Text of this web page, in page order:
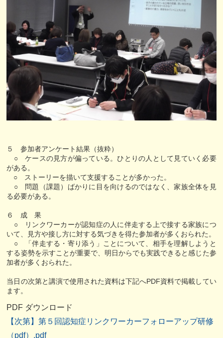
５ 参加者アンケート結果（抜粋）
○ ケースの見方が偏っている。ひとりの人として見ていく必要
がある。
○ ストーリーを描いて支援することが多かった。
○ 問題（課題）ばかりに目を向けるのではなく、家族全体を見
る必要がある。
６ 成 果
○ リンクワーカーが認知症の人に伴走する上で接する家族につ
いて、見方や接し方に対する気づきを得た参加者が多くおられた。
○ 「伴走する・寄り添う」ことについて、相手を理解しようと
する姿勢を示すことが重要で、明日からでも実践できると感じた参
加者が多くおられた。
当日の次第と講演で使用された資料は下記へPDF資料で掲載してい
ます。
PDF ダウンロード
【次第】第５回認知症リンクワーカーフォローアップ研修
（pdf）.pdf